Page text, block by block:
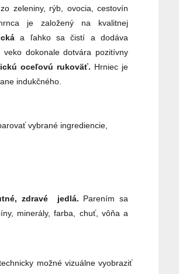
zeleniny, rýb, ovocia, cestovín
je založený na kvalitnej
a ľahko sa čistí a dodáva
dokonale dotvára pozitívny
oceľovú rukoväť. Hrniec je
indukčného.
vybrané ingrediencie,
zdravé jedlá. Parením sa
minerály, farba, chuť, vôňa a
možné vizuálne vyobraziť